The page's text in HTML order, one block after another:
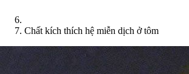
Chất kích thích hệ miễn dịch ở tôm